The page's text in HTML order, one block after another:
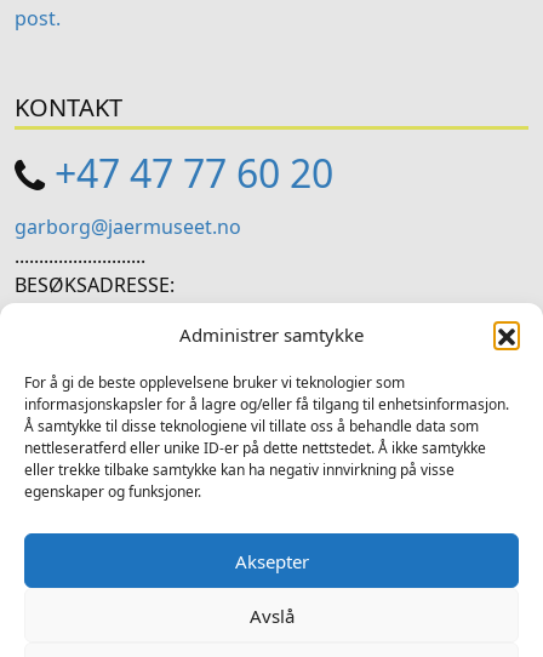
Administrer samtykke
For å gi de beste opplevelsene bruker vi teknologier som
informasjonskapsler for å lagre og/eller få tilgang til enhetsinformasjon.
Å samtykke til disse teknologiene vil tillate oss å behandle data som
nettleseratferd eller unike ID-er på dette nettstedet. Å ikke samtykke
eller trekke tilbake samtykke kan ha negativ innvirkning på visse
egenskaper og funksjoner.
Aksepter
Avslå
post.
KONTAKT
+47 47 77 60 20
garborg@jaermuseet.no
...........................
BESØKSADRESSE:
SOSIALE MEDIER
Følg oss på sosiale medium for nyheiter og tilbod
FacebookInstagram